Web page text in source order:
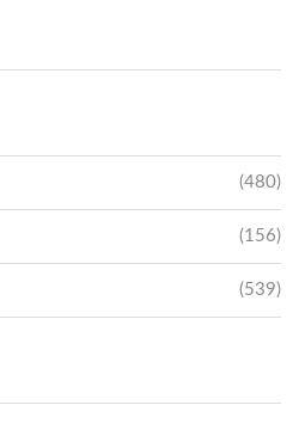
(480)
(156)
(539)